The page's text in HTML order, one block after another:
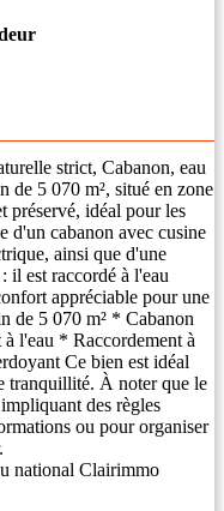
strict, Cabanon, eau
de 5 070 m², situé en zone
préservé, idéal pour les
d'un cabanon avec cusine
ainsi que d'une
il est raccordé à l'eau
appréciable pour une
de 5 070 m² * Cabanon
l'eau * Raccordement à
Ce bien est idéal
tranquillité. À noter que le
des règles
ou pour organiser
national Clairimmo